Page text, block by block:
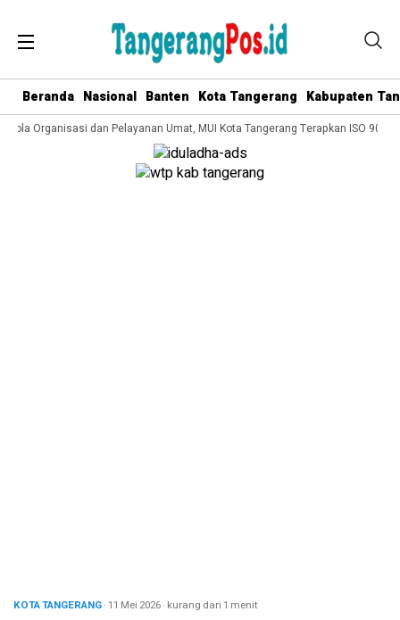
Beranda Nasional Banten Kota Tangerang Kabupaten
Organisasi dan Pelayanan Umat, MUI Kota Tangerang Terapkan ISO
KOTA TANGERANG· 11 Mei 2026· kurang dari 1 menit